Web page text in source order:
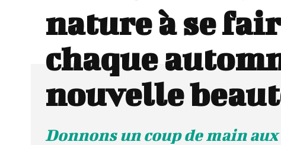
nature à se
chaque
nouvelle
Donnons un coup de main aux